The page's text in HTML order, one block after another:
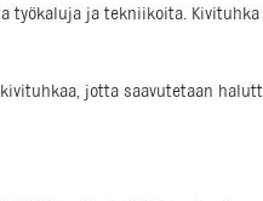
työkaluja ja tekniikoita.
jotta saavutetaan